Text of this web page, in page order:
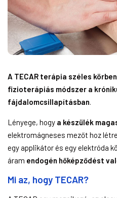
A TECAR terápia széles
fizioterápiás módszer a
fájdalomcsillapításban.
Lényege, hogy a készülék
elektromágneses mezőt hoz
egy applikátor és egy elektróda
áram endogén hőképződést
Mi az, hogy TECAR?